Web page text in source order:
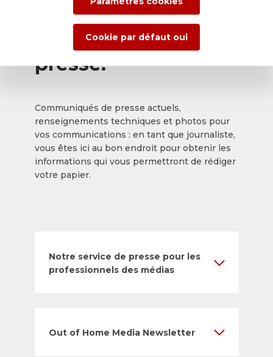
actualités et les
communiqués de
presse.
Communiqués de presse actuels,
renseignements techniques et photos pour
vos communications : en tant que journaliste,
vous êtes ici au bon endroit pour obtenir les
informations qui vous permettront de rédiger
votre papier.
Notre service de presse pour les
professionnels des médias
Out of Home Media Newsletter
Cookie par défaut oui